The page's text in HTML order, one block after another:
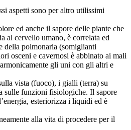
aspetti sono per altro utilissimi
ed anche il sapore delle piante che
al cervello umano, è correlata ed
della polmonaria (somiglianti
osceni e cavernosi è abbinato ai mali
gli uni con gli altri e
vista (fuoco), i gialli (terra) su
sulle funzioni fisiologiche. Il sapore
esteriorizza i liquidi ed è
alla vita di procedere per il